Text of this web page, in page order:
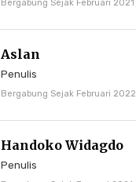
Bergabung Sejak Februari 2021
Aslan
Penulis
Bergabung Sejak Februari 2022
Handoko Widagdo
Penulis